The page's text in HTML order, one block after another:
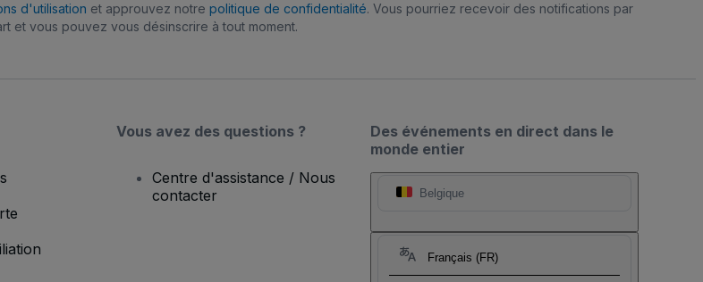
d'utilisation et approuvez notre politique de confidentialité. Vous pourriez recevoir des notifications par
et vous pouvez vous désinscrire à tout moment.
Des événements en direct dans le
monde entier
Belgique
Français (FR)
Vous avez des questions ?
Centre d'assistance / Nous
contacter